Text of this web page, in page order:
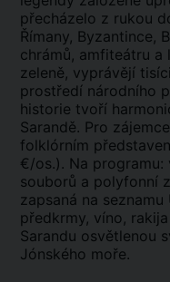
přecházelo z rukou
Římany, Byzantince,
chrámů, amfiteátru
zeleně, vyprávějí
prostředí národního
historie tvoří
Sarandě. Pro
folklórním
€/os.). Na
souborů a polyfonní
zapsaná na seznamu
předkrmy, víno,
Sarandu osvětlenou
Jónského moře.